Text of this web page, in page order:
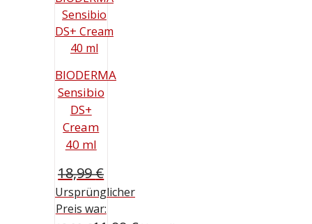
BIODERMA
Sensibio
DS+
Cream
40 ml
18,99€
Ursprünglicher
Preis war: